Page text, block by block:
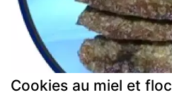
Cookies au miel et